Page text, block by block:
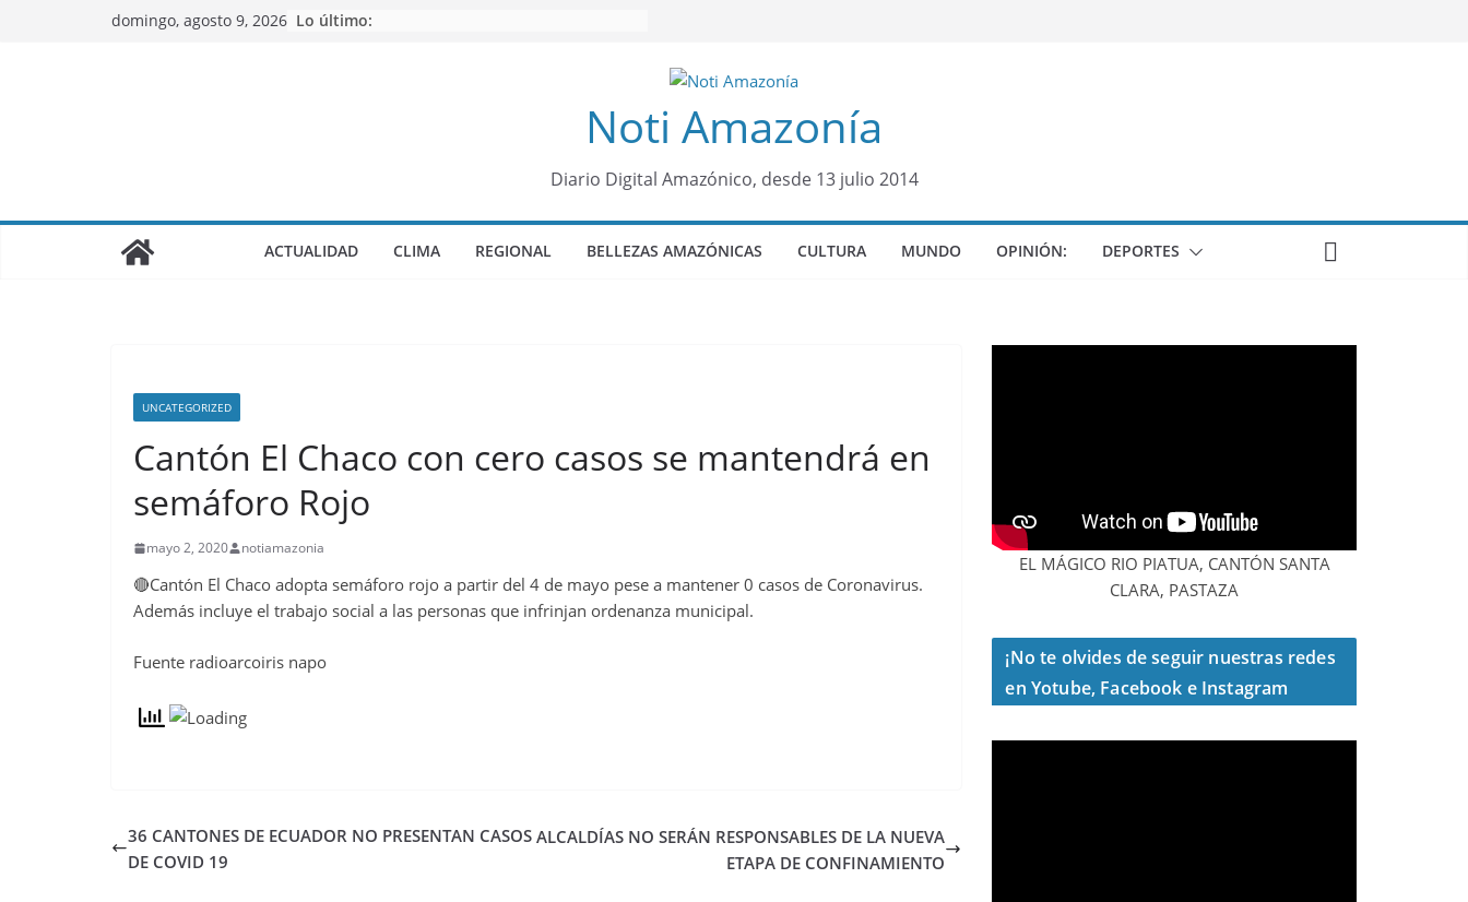
domingo, agosto 9, 2026 Lo último:
Noti Amazonía
Diario Digital Amazónico, desde 13 julio 2014
ACTUALIDAD CLIMA REGIONAL BELLEZAS AMAZÓNICAS CULTURA MUNDO OPINIÓN: DEPORTES
UNCATEGORIZED
Cantón El Chaco con cero casos se mantendrá en
semáforo Rojo
mayo 2, 2020 notiamazonia
🔴Cantón El Chaco adopta semáforo rojo a partir del 4 de mayo pese a mantener 0 casos de Coronavirus.
Además incluye el trabajo social a las personas que infrinjan ordenanza municipal.
Fuente radioarcoiris napo
36 CANTONES DE ECUADOR NO PRESENTAN CASOS
DE COVID 19
ALCALDÍAS NO SERÁN RESPONSABLES DE LA NUEVA
ETAPA DE CONFINAMIENTO
EL MÁGICO RIO PIATUA, CANTÓN SANTA
CLARA, PASTAZA
¡No te olvides de seguir nuestras redes
en Yotube, Facebook e Instagram